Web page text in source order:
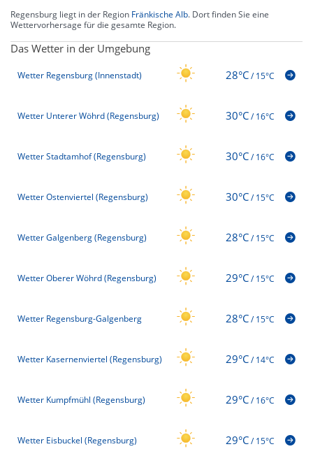
Regensburg liegt in der Region Fränkische Alb. Dort finden Sie eine
Wettervorhersage für die gesamte Region.
Das Wetter in der Umgebung
Wetter Regensburg (Innenstadt) 28°C/15°C
Wetter Unterer Wöhrd (Regensburg) 30°C/16°C
Wetter Stadtamhof (Regensburg) 30°C/16°C
Wetter Ostenviertel (Regensburg) 30°C/15°C
Wetter Galgenberg (Regensburg) 28°C/15°C
Wetter Oberer Wöhrd (Regensburg) 29°C/15°C
Wetter Regensburg-Galgenberg 28°C/15°C
Wetter Kasernenviertel (Regensburg) 29°C/14°C
Wetter Kumpfmühl (Regensburg) 29°C/16°C
Wetter Eisbuckel (Regensburg) 29°C/15°C